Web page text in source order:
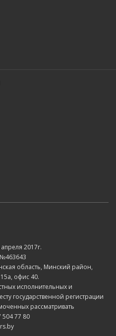
2017г.
область, Минский район,
офис 40.
исполнительных и
государственной регистрации
рассматривать
77 80